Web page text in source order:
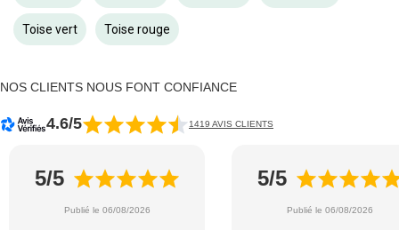
Toise vert Toise rouge
NOS CLIENTS NOUS FONT CONFIANCE
4.6/5 1419 AVIS CLIENTS
5/5
Publié le 06/08/2026
5/5
Publié le 06/08/2026